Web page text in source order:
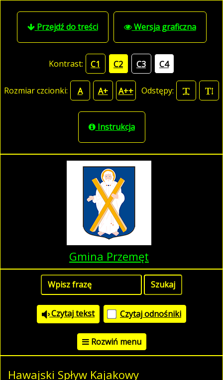
Przejdź do treści Wersja graficzna
Kontrast: C1 C2 C3 C4
Rozmiar czcionki: A A+ A++ Odstępy:
Instrukcja
Gmina Przemęt
Czytaj tekst Czytaj odnośniki
Rozwiń menu
Hawajski Spływ Kajakowy